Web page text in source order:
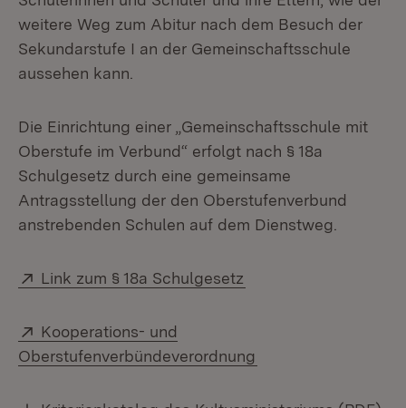
weitere Weg zum Abitur nach dem Besuch der
Sekundarstufe I an der Gemeinschaftsschule
aussehen kann.
Die Einrichtung einer „Gemeinschaftsschule mit
Oberstufe im Verbund“ erfolgt nach § 18a
Schulgesetz durch eine gemeinsame
Antragsstellung der den Oberstufenverbund
anstrebenden Schulen auf dem Dienstweg.
Extern:
Link zum § 18a Schulgesetz
Extern:
Kooperations- und
Oberstufenverbündeverordnung